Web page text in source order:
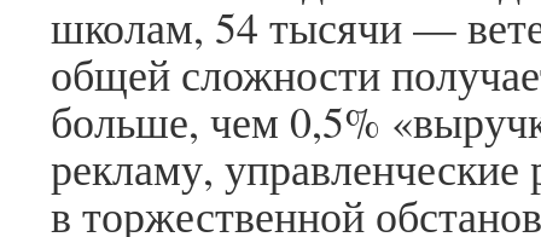
школам, 54 тысячи —
общей сложности
больше, чем 0,5%
рекламу,
в торжественной